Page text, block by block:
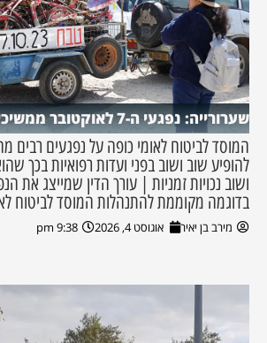
שערורייה: נפגעי ה-7 לאוקטובר ממשיכים להיפגע
להופיע שוב ושוב בפני ועדות רפואיות בכך
ושוב נכויות זמניות | עורך הדין שמייצג את
בדוגמה מקוממת להתנהלות המוסד לביטוח
מירב בן יאיר אוגוסט 4, 2026 9:38 pm